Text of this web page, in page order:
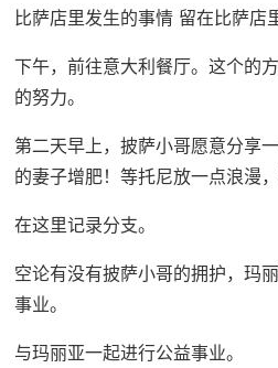
比萨店里发生的事情 留在比萨店
下午，前往意大利餐厅。这个的
的努力。
第二天早上，披萨小哥愿意分享
的妻子增肥！等托尼放一点浪漫
在这里记录分支。
空论有没有披萨小哥的拥护，玛
事业。
与玛丽亚一起进行公益事业。